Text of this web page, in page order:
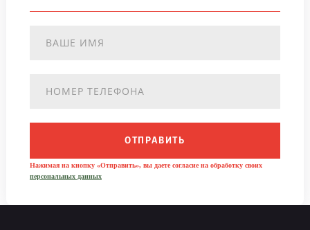
ОТПРАВИТЬ
Нажимая на кнопку «Отправить», вы даете согласие на обработку своих
персональных данных